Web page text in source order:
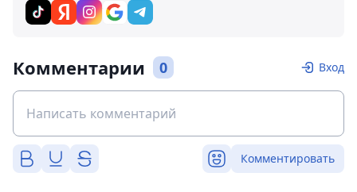
Комментарии 0 Вход
Комментировать